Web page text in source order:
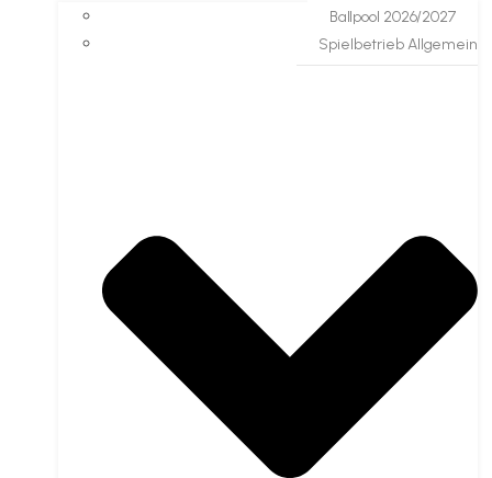
Ballpool 2026/2027
Spielbetrieb Allgemein